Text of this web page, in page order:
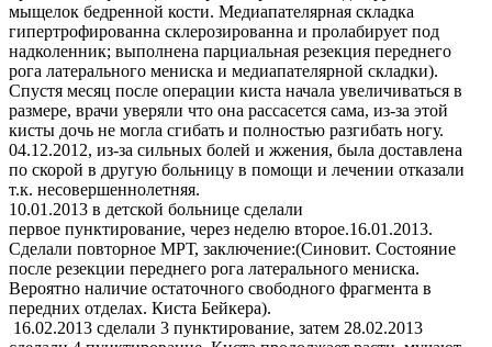
мыщелок бедренной кости. Медиапателярная складка
гипертрофированна склерозированна и пролабирует под
надколенник; выполнена парциальная резекция переднего
рога латерального мениска и медиапателярной складки).
Спустя месяц после операции киста начала увеличиваться в
размере, врачи уверяли что она рассасется сама, из-за этой
кисты дочь не могла сгибать и полностью разгибать ногу.
04.12.2012, из-за сильных болей и жжения, была доставлена
по скорой в другую больницу в помощи и лечении отказали
т.к. несовершеннолетняя.
10.01.2013 в детской больнице сделали
первое пунктирование, через неделю второе.16.01.2013.
Сделали повторное МРТ, заключение:(Синовит. Состояние
после резекции переднего рога латерального мениска.
Вероятно наличие остаточного свободного фрагмента в
передних отделах. Киста Бейкера).
16.02.2013 сделали 3 пунктирование, затем 28.02.2013